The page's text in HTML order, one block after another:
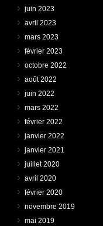
juin 2023
avril 2023
mars 2023
février 2023
octobre 2022
août 2022
juin 2022
mars 2022
février 2022
janvier 2022
janvier 2021
juillet 2020
avril 2020
février 2020
novembre 2019
mai 2019